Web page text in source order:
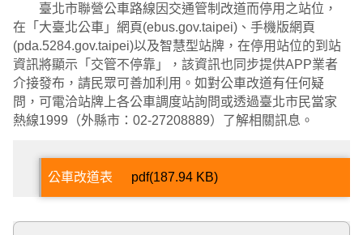
臺北市聯營公車路線因交通管制改道而停用之站位，
在「大臺北公車」網頁(ebus.gov.taipei)、手機版網頁
(pda.5284.gov.taipei)以及智慧型站牌，在停用站位的到站
資訊將顯示「交管不停靠」，該資訊也同步提供APP業者
介接發布，請民眾可善加利用。如對公車改道有任何疑
問，可電洽站牌上各公車調度站詢問或透過臺北市民當家
熱線1999（外縣市：02-27208889）了解相關訊息。
公車改道表 pdf(187.94 KB)